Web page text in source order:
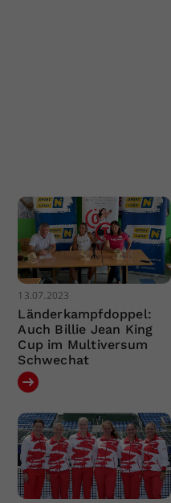
13.07.2023
Länderkampfdoppel:
Auch Billie Jean King
Cup im Multiversum
Schwechat